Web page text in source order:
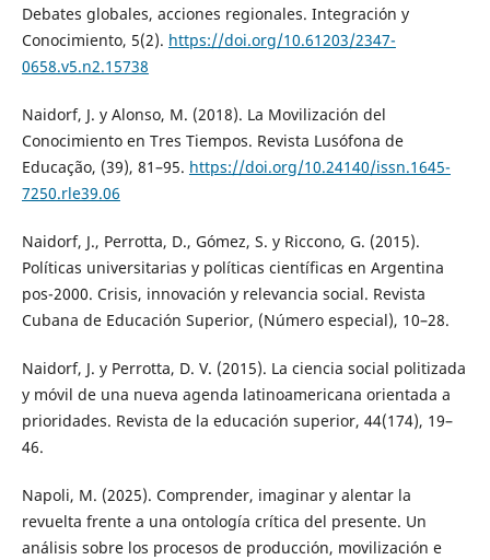
Debates globales, acciones regionales. Integración y
Conocimiento, 5(2). https://doi.org/10.61203/2347-
0658.v5.n2.15738
Naidorf, J. y Alonso, M. (2018). La Movilización del
Conocimiento en Tres Tiempos. Revista Lusófona de
Educação, (39), 81–95. https://doi.org/10.24140/issn.1645-
7250.rle39.06
Naidorf, J., Perrotta, D., Gómez, S. y Riccono, G. (2015).
Políticas universitarias y políticas científicas en Argentina
pos-2000. Crisis, innovación y relevancia social. Revista
Cubana de Educación Superior, (Número especial), 10–28.
Naidorf, J. y Perrotta, D. V. (2015). La ciencia social politizada
y móvil de una nueva agenda latinoamericana orientada a
prioridades. Revista de la educación superior, 44(174), 19–
46.
Napoli, M. (2025). Comprender, imaginar y alentar la
revuelta frente a una ontología crítica del presente. Un
análisis sobre los procesos de producción, movilización e